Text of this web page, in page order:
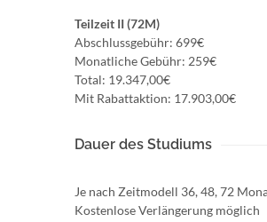
Teilzeit II (72M)
Abschlussgebühr: 699€
Monatliche Gebühr: 259€
Total: 19.347,00€
Mit Rabattaktion: 17.903,00€
Dauer des Studiums
Je nach Zeitmodell 36, 48, 72
Kostenlose Verlängerung möglich